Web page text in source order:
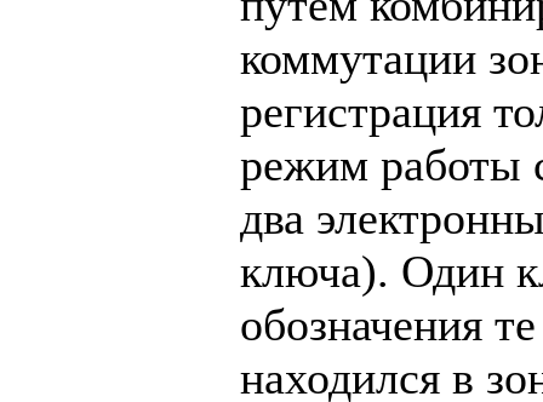
коммутации
регистрация
режим работы
два
ключа). Один
обозначения
находился в